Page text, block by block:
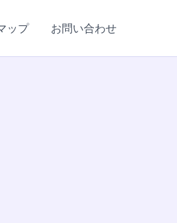
ップ お問い合わせ